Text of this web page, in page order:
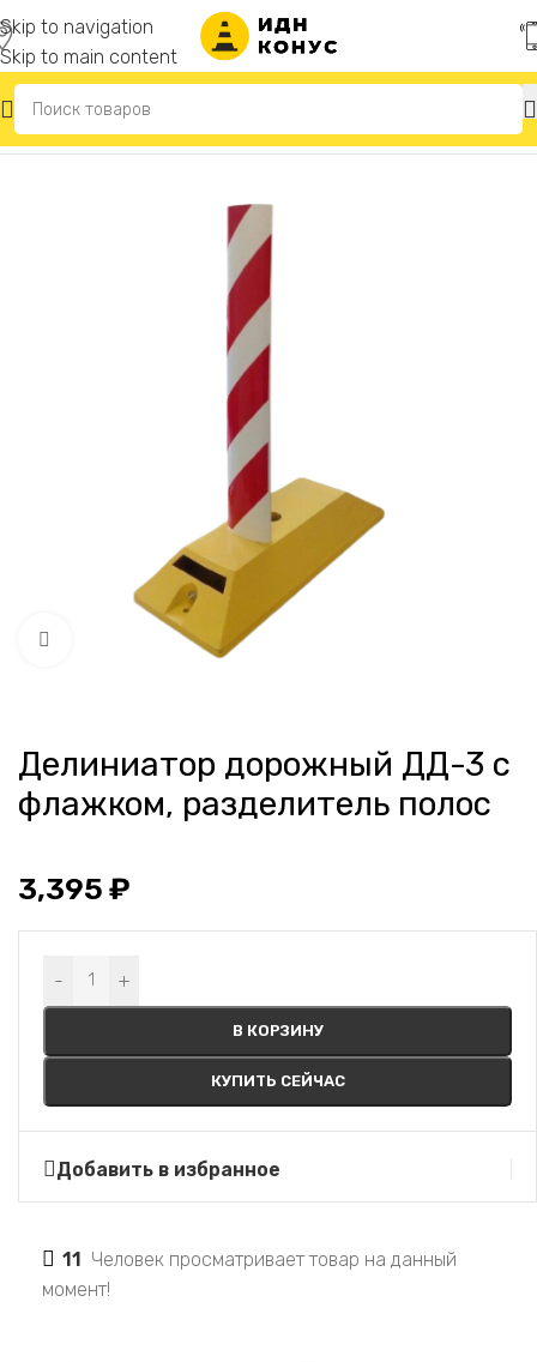
Skip to navigation
Skip to main content
Главная Делиниаторы дорожные
Нажмите, чтобы увеличить
Делиниатор дорожный ДД-3 с
флажком, разделитель полос
3,395 ₽
- +
В КОРЗИНУ
КУПИТЬ СЕЙЧАС
Alternative:
Добавить в избранное
11
Человек просматривает товар на данный
момент!